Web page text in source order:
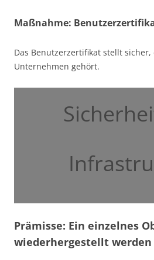
Maßnahme:
Das Benutzerzertifikat stellt
Unternehmen gehört.
Prämisse: Ein einzelnes
wiederhergestellt werden